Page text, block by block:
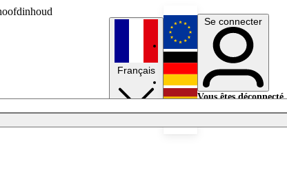
Français
English
Deutsch
Se connecter
Vous êtes déconnecté.